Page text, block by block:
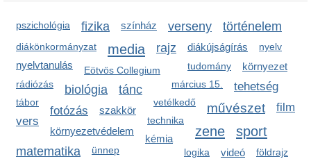
pszichológia fizika színház verseny történelem
diákönkormányzat media rajz
diákújságírás
nyelvtanulás
tudomány
Eötvös Collegium környezet
rádiózás március 15. tehetség
nyelv
biológia tánc
tábor vetélkedő művészet
fotózás szakkör
technika
zene
vers
környezetvédelem
matematika
sport
kémia
ünnep logika videó
földrajz
film